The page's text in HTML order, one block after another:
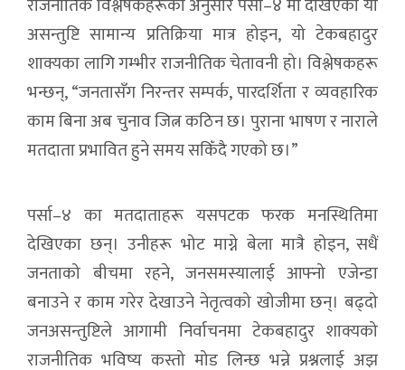
असन्तुष्टि सामान्य प्रतिक्रिया मात्र होइन, यो टेकबहादुर
शाक्यका लागि गम्भीर राजनीतिक चेतावनी हो। विश्लेषकहरू
भन्छन्, “जनतासँग निरन्तर सम्पर्क, पारदर्शिता र व्यवहारिक
काम बिना अब चुनाव जित्न कठिन छ। पुराना भाषण र नाराले
मतदाता प्रभावित हुने समय सकिँदै गएको छ।”
पर्सा–४ का मतदाताहरू यसपटक फरक मनस्थितिमा
देखिएका छन्। उनीहरू भोट माग्ने बेला मात्रै होइन, सधैं
जनताको बीचमा रहने, जनसमस्यालाई आफ्नो एजेन्डा
बनाउने र काम गरेर देखाउने नेतृत्वको खोजीमा छन्। बढ्दो
जनअसन्तुष्टिले आगामी निर्वाचनमा टेकबहादुर शाक्यको
राजनीतिक भविष्य कस्तो मोड लिन्छ भन्ने प्रश्नलाई अझ